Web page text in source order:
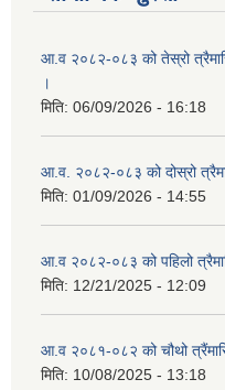
आ.व २०८२-०८३ को तेस्रो
।
मिति: 06/09/2026 - 16:18
आ.व. २०८२-०८३ को दोस्रो
मिति: 01/09/2026 - 14:55
आ.व २०८२-०८३ को पहिलो
मिति: 12/21/2025 - 12:09
आ.व २०८१-०८२ को चौथो
मिति: 10/08/2025 - 13:18